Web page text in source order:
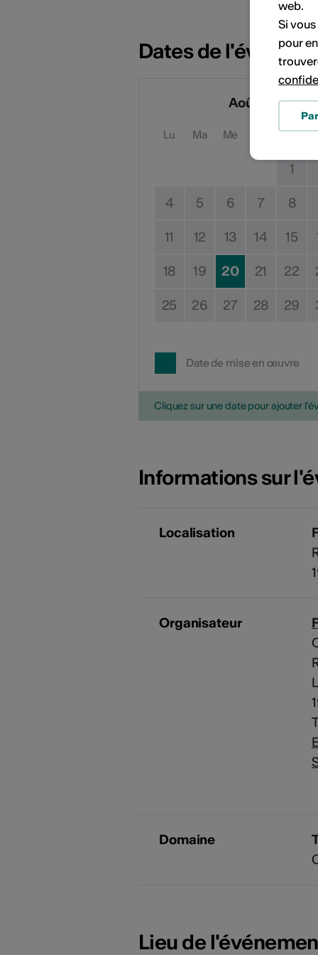
Dates de
Août 2025
Lu Ma Me Ve
1
4 5 6 7 8
11 12 13 14 15
18 19 20 21 22
25 26 27 28 29
Date de mise en œuvre
Cliquez sur une date pour ajouter
Informations sur
Localisation
Organisateur
Domaine
Lieu de
web.
Si
pour